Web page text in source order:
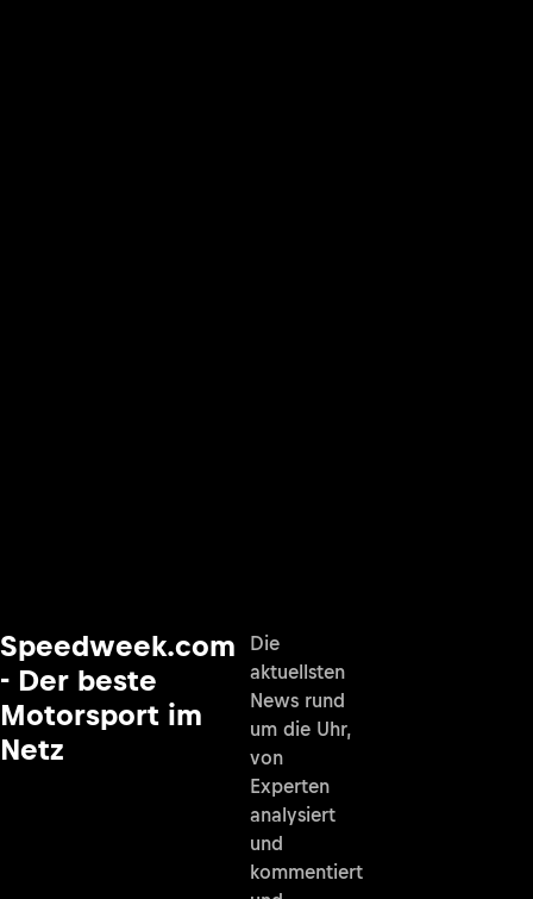
Speedweek.com
- Der beste
Motorsport im
Netz
Die
aktuellsten
News rund
um die Uhr,
von
Experten
analysiert
und
kommentiert